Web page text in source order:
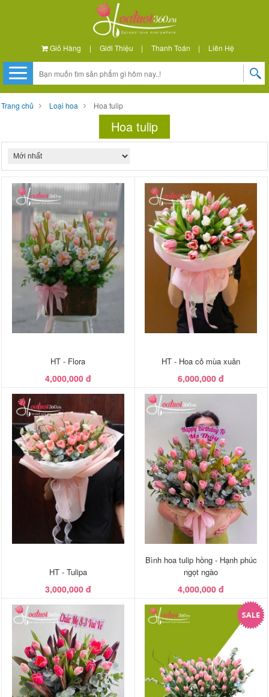
Giỏ Hàng | Giới Thiệu | Thanh Toán | Liên Hệ
Trang chủ Loại hoa Hoa tulip
Hoa tulip
HT - Flora
4,000,000 đ
HT - Hoa cỏ mùa xuân
6,000,000 đ
HT - Tulipa
3,000,000 đ
Bình hoa tulip hồng - Hạnh phúc
ngọt ngào
4,000,000 đ